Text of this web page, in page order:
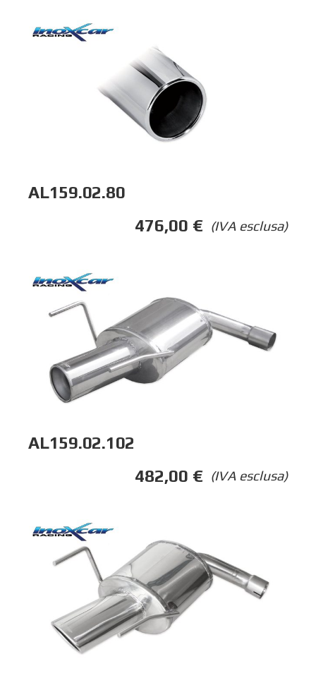
AL159.02.80
(IVA esclusa)
476,00 €
AL159.02.102
(IVA esclusa)
482,00 €